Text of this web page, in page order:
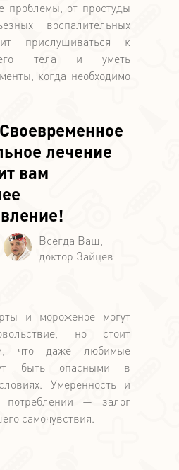
проблемы, от простуды
воспалительных
прислушиваться к
тела и уметь
когда необходимо
лечение
вам
и мороженое могут
но стоит
что даже любимые
быть опасными в
Умеренность и
потреблении — залог
самочувствия.